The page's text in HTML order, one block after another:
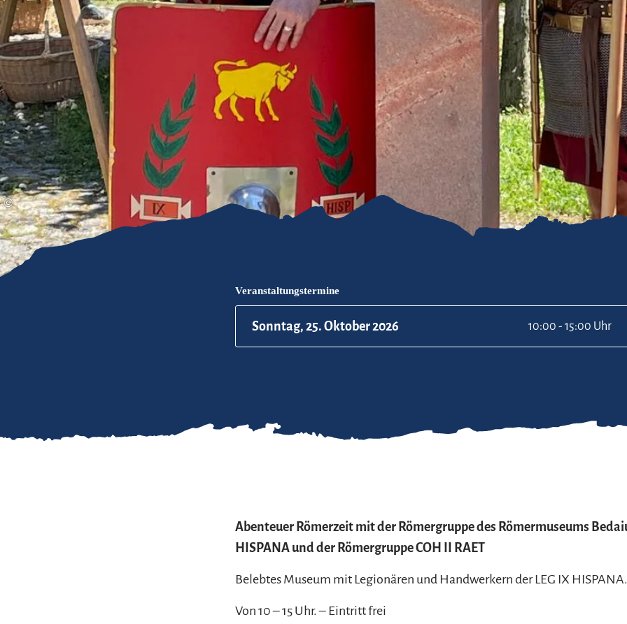
Gleitschirmfliegen &
Interaktive Vollbildkarte
Barrierefreiheit im
Chiemgau
Chiemgau G'schichten
©
Veranstaltungstermine
Sonntag, 25. Oktober 2026 10:00 - 15:00 Uhr
Abenteuer Römerzeit mit der Römergruppe des Römermuseums
HISPANA und der Römergruppe COH II RAET
Belebtes Museum mit Legionären und Handwerkern der LEG IX HISPANA.
Von 10 – 15 Uhr. – Eintritt frei